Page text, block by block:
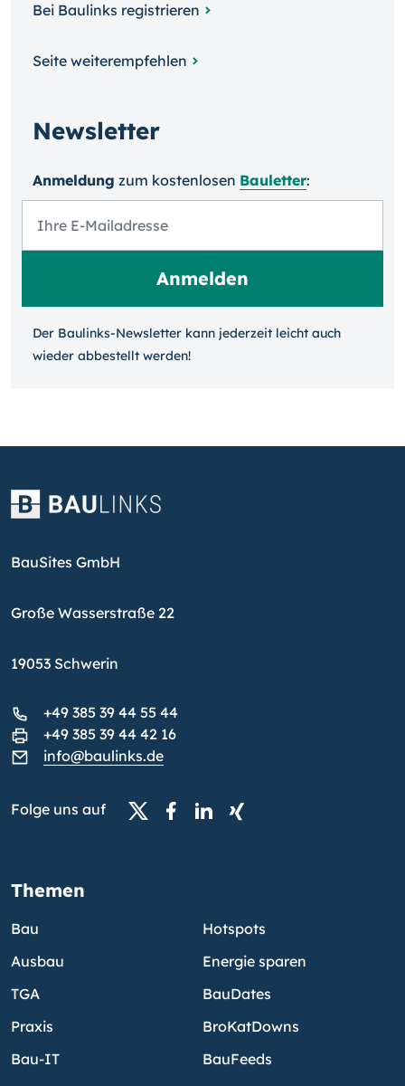
Bei Baulinks registrieren
Seite weiterempfehlen
Newsletter
Anmeldung zum kosten­losen Bauletter:
Der Baulinks-Newsletter kann jeder­zeit leicht auch
wieder ab­bestellt werden!
BauSites GmbH
Große Wasserstraße 22
19053 Schwerin
+49 385 39 44 55 44
+49 385 39 44 42 16
info@baulinks.de
Folge uns auf
Themen
Bau
Ausbau
TGA
Praxis
Bau-IT
Hotspots
Energie sparen
BauDates
BroKatDowns
BauFeeds